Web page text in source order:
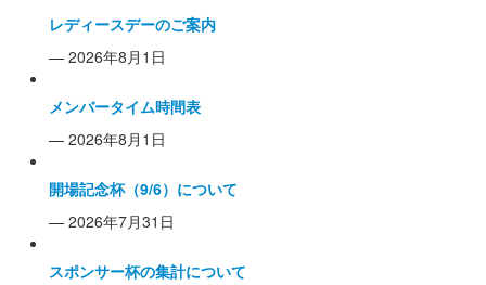
レディースデーのご案内
— 2026年8月1日
メンバータイム時間表
— 2026年8月1日
開場記念杯（9/6）について
— 2026年7月31日
スポンサー杯の集計について